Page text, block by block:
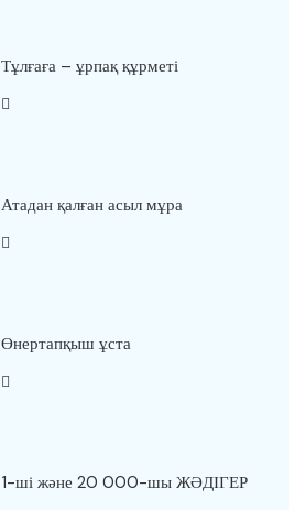
Тұлғаға – ұрпақ құрметі
Атадан қалған асыл мұра
Өнертапқыш ұста
1-ші және 20 000-шы ЖӘДІГЕР